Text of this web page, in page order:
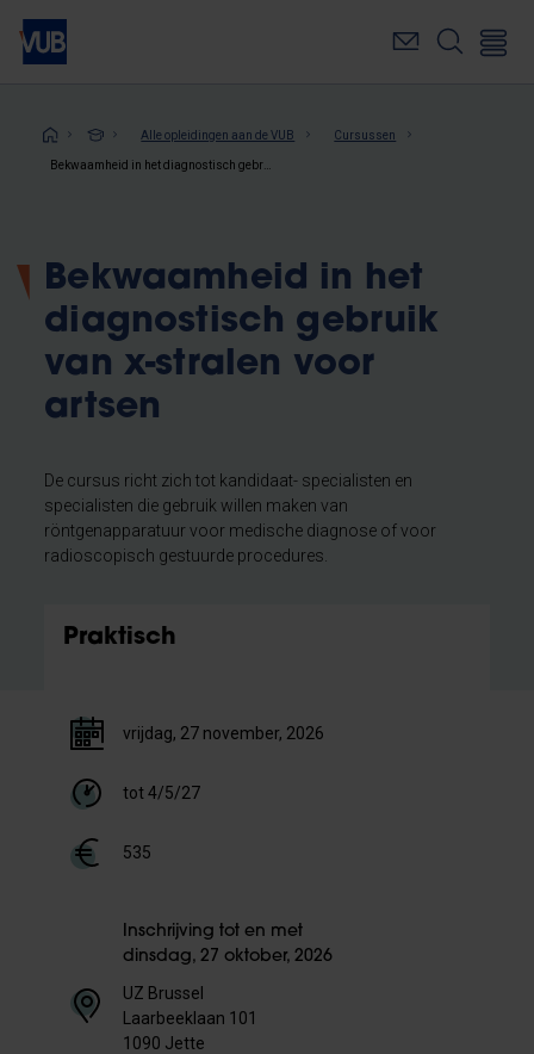
Overslaan
naar
inhoudKruimelpad
Alle opleidingen aan de VUB Cursussen
Bekwaamheid in het
diagnostisch gebruik
van x-stralen voor
artsen
De cursus richt zich tot kandidaat- specialisten en
specialisten die gebruik willen maken van
röntgenapparatuur voor medische diagnose of voor
radioscopisch gestuurde procedures.
Praktisch
vrijdag, 27 november, 2026
tot 4/5/27
535
Inschrijving tot en met
dinsdag, 27 oktober, 2026
UZ Brussel
Laarbeeklaan 101
1090 Jette